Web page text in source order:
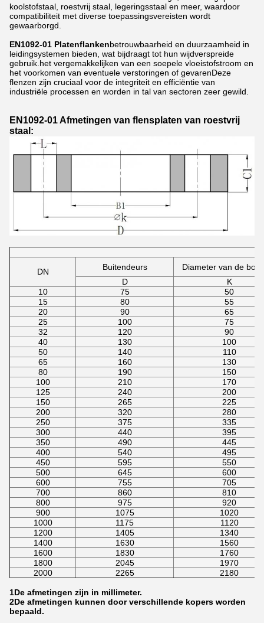
koolstofstaal, roestvrij staal, legeringsstaal en meer, waardoor
compatibiliteit met diverse toepassingsvereisten wordt
gewaarborgd.
EN1092-01 Platenflankenbetrouwbaarheid en duurzaamheid in
leidingsystemen bieden, wat bijdraagt tot hun wijdverspreide
gebruik.het vergemakkelijken van een soepele vloeistofstroom en
het voorkomen van eventuele verstoringen of gevarenDeze
flenzen zijn cruciaal voor de integriteit en efficiëntie van
industriële processen en worden in tal van sectoren zeer gewild.
EN1092-01 Afmetingen van flensplaten van roestvrij
staal:
DN Buitendeurs
Diameter van de
D
K
10
75
50
15
80
55
20
90
65
25
100
75
32
120
90
40
130
100
50
140
110
65
160
130
80
190
150
100
210
170
125
240
200
150
265
225
200
320
280
250
375
335
300
440
395
350
490
445
400
540
495
450
595
550
500
645
600
600
755
705
700
860
810
800
975
920
900
1075
1020
1000
1175
1120
1200
1405
1340
1400
1630
1560
1600
1830
1760
1800
2045
1970
2000
2265 2180
1De afmetingen zijn in millimeter.
2De afmetingen kunnen door verschillende kopers worden
bepaald.